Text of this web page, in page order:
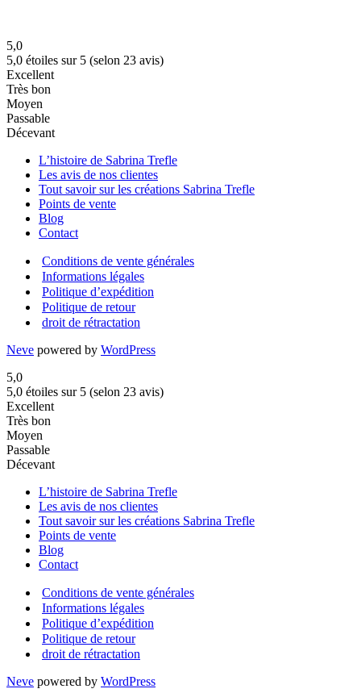
5,0
5,0 étoiles sur 5 (selon 23 avis)
Excellent
Très bon
Moyen
Passable
Décevant
L’histoire de Sabrina Trefle
Les avis de nos clientes
Tout savoir sur les créations Sabrina Trefle
Points de vente
Blog
Contact
Conditions de vente générales
Informations légales
Politique d’expédition
Politique de retour
droit de rétractation
Neve powered by WordPress
5,0
5,0 étoiles sur 5 (selon 23 avis)
Excellent
Très bon
Moyen
Passable
Décevant
L’histoire de Sabrina Trefle
Les avis de nos clientes
Tout savoir sur les créations Sabrina Trefle
Points de vente
Blog
Contact
Conditions de vente générales
Informations légales
Politique d’expédition
Politique de retour
droit de rétractation
Neve powered by WordPress